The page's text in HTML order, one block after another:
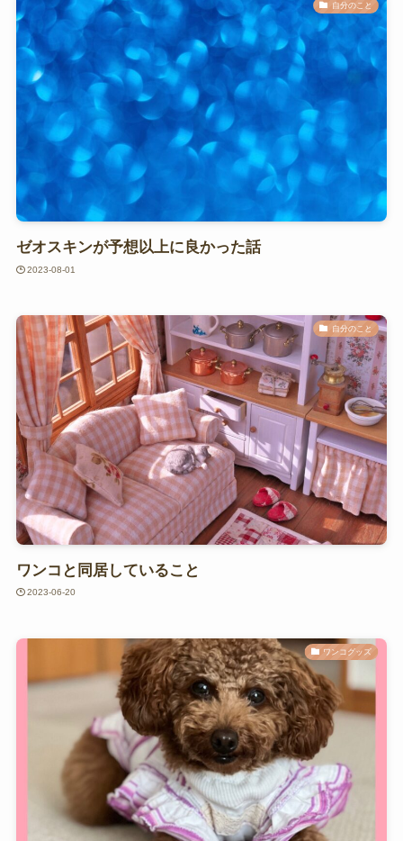
自分のこと
ゼオスキンが予想以上に良かった話
2023-08-01
自分のこと
ワンコと同居していること
2023-06-20
ワンコグッズ